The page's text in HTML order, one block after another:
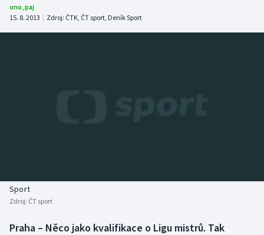
Atletika
Biatlon
Aplikace ČT sport
ono,paj
15. 8. 2013 | Zdroj: ČTK, ČT sport, Deník Sport
Sport
Zdroj: ČT sport
Praha – Něco jako kvalifikace o Ligu mistrů. Tak